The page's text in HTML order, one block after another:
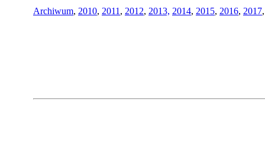
Archiwum, 2010, 2011 , 2012, 2013, 2014, 2015, 2016, 2017